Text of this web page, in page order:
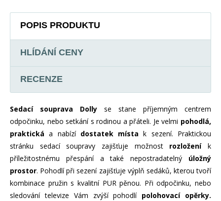
POPIS PRODUKTU
HLÍDÁNÍ CENY
RECENZE
Sedací souprava Dolly se stane příjemným centrem
odpočinku, nebo setkání s rodinou a přáteli. Je velmi pohodlá,
praktická a nabízí dostatek místa k sezení. Praktickou
stránku sedací soupravy zajišťuje možnost rozloženík
příležitostnému přespání a také nepostradatelný úložný
prostor. Pohodlí při sezení zajišťuje výplň sedáků, kterou tvoří
kombinace pružin s kvalitní PUR pěnou. Při odpočinku, nebo
sledování televize Vám zvýší pohodlípolohovací opěrky.